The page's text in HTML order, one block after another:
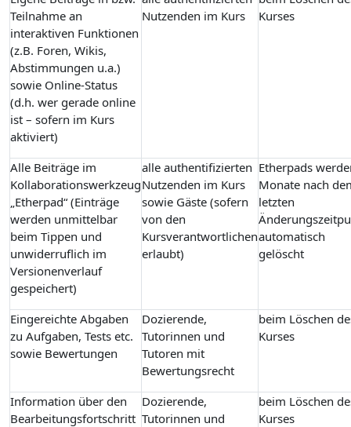
Teilnahme an
interaktiven Funktionen
(z.B. Foren, Wikis,
Abstimmungen u.a.)
sowie Online-Status
(d.h. wer gerade online
ist – sofern im Kurs
aktiviert)
Nutzenden im Kurs
Kurses
Alle Beiträge im
Kollaborationswerkzeug
„Etherpad“ (Einträge
werden unmittelbar
beim Tippen und
unwiderruflich im
Versionenverlauf
gespeichert)
alle authentifizierten
Nutzenden im Kurs
sowie Gäste (sofern
von den
Kursverantwortlichen
erlaubt)
Etherpads
Monate nach
letzten
automatisch
gelöscht
Eingereichte Abgaben
zu Aufgaben, Tests etc.
sowie Bewertungen
Dozierende,
Tutorinnen und
Tutoren mit
Bewertungsrecht
beim Löschen
Kurses
Information über den
Bearbeitungsfortschritt
Dozierende,
Tutorinnen und
beim Löschen
Kurses